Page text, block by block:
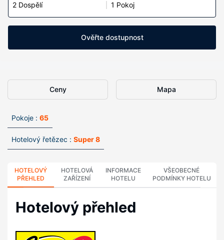
2 Dospělí 1 Pokoj
Ověřte dostupnost
Ceny Mapa
Pokoje : 65
Hotelový řetězec : Super 8
HOTELOVÝ
PŘEHLED
HOTELOVÁ
ZAŘÍZENÍ
INFORMACE
HOTELU
VŠEOBECNÉ
PODMÍNKY HOTELU
Hotelový přehled